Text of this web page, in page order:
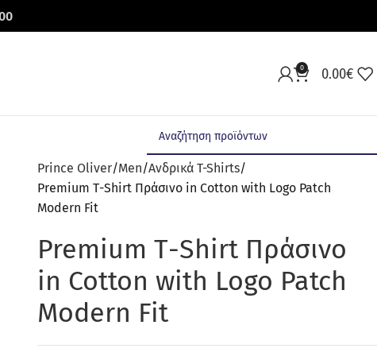
0 0.00€
Prince Oliver Men Ανδρικά T-Shirts
Premium Τ-Shirt Πράσινο in Cotton with Logo Patch
Modern Fit
Premium Τ-Shirt Πράσινο
in Cotton with Logo Patch
Modern Fit